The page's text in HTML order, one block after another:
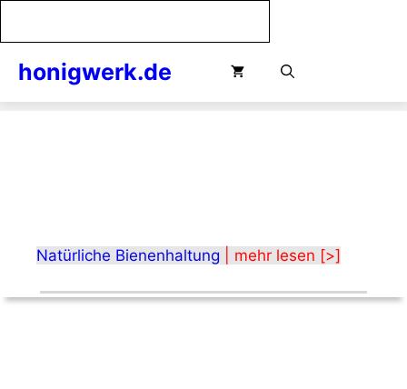
honigwerk.de
Natürliche Bienenhaltung | mehr lesen [>]